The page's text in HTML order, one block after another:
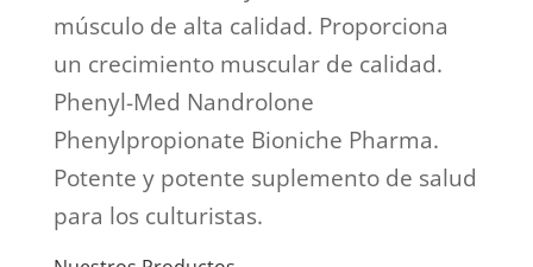
músculo de alta calidad. Proporciona
un crecimiento muscular de calidad.
Phenyl-Med Nandrolone
Phenylpropionate Bioniche Pharma.
Potente y potente suplemento de salud
para los culturistas.